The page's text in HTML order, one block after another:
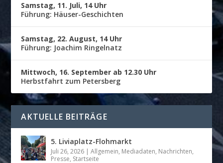
Samstag, 11. Juli, 14 Uhr
Führung: Häuser-Geschichten
Samstag, 22. August, 14 Uhr
Führung: Joachim Ringelnatz
Mittwoch, 16. September ab 12.30 Uhr
Herbstfahrt zum Petersberg
AKTUELLE BEITRÄGE
5. Liviaplatz-Flohmarkt
Juli 26, 2026 |Allgemein, Mediadaten, Nachrichten,
Presse, Startseite